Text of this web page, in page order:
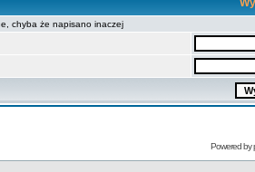
chyba że napisano inaczej
Powered by